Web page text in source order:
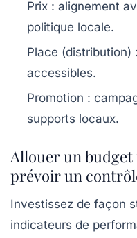
Prix : alignement
politique locale.
Place (distribution) :
accessibles.
Promotion :
supports locaux.
Allouer un
prévoir un
Investissez de façon
indicateurs de